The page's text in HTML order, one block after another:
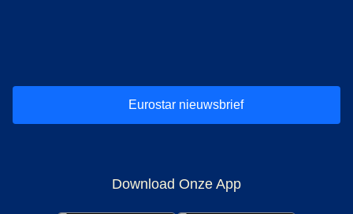
Eurostar nieuwsbrief
Download Onze App